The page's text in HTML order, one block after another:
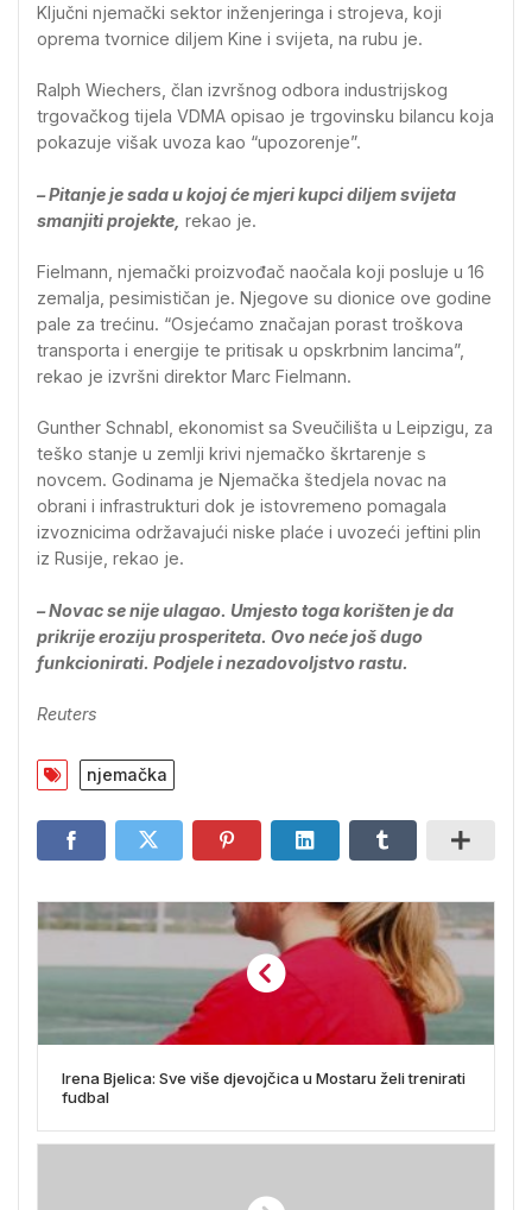
Ključni njemački sektor inženjeringa i strojeva, koji
oprema tvornice diljem Kine i svijeta, na rubu je.
Ralph Wiechers, član izvršnog odbora industrijskog
trgovačkog tijela VDMA opisao je trgovinsku bilancu koja
pokazuje višak uvoza kao “upozorenje”.
– Pitanje je sada u kojoj će mjeri kupci diljem svijeta
smanjiti projekte, rekao je.
Fielmann, njemački proizvođač naočala koji posluje u 16
zemalja, pesimističan je. Njegove su dionice ove godine
pale za trećinu. “Osjećamo značajan porast troškova
transporta i energije te pritisak u opskrbnim lancima”,
rekao je izvršni direktor Marc Fielmann.
Gunther Schnabl, ekonomist sa Sveučilišta u Leipzigu, za
teško stanje u zemlji krivi njemačko škrtarenje s
novcem. Godinama je Njemačka štedjela novac na
obrani i infrastrukturi dok je istovremeno pomagala
izvoznicima održavajući niske plaće i uvozeći jeftini plin
iz Rusije, rekao je.
– Novac se nije ulagao. Umjesto toga korišten je da
prikrije eroziju prosperiteta. Ovo neće još dugo
funkcionirati. Podjele i nezadovoljstvo rastu.
Reuters
njemačka
Irena Bjelica: Sve više djevojčica u Mostaru želi trenirati
fudbal